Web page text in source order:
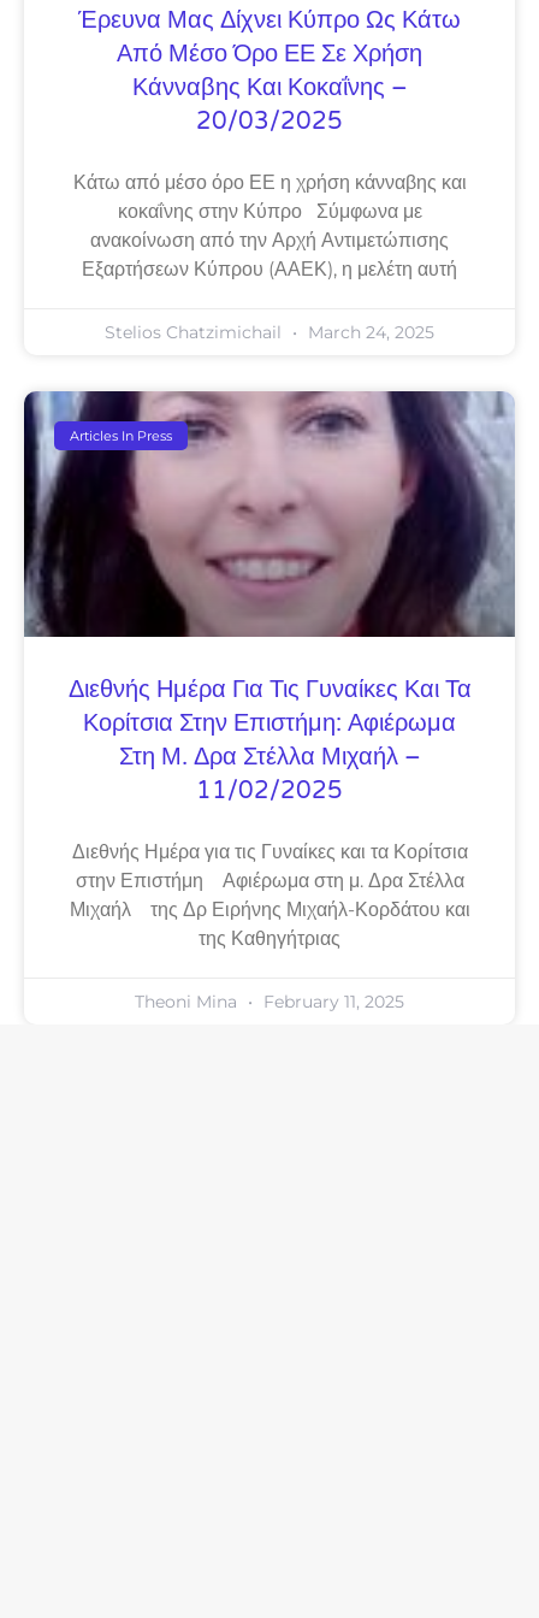
Έρευνα Μας Δίχνει Κύπρο Ως Κάτω
Από Μέσο Όρο ΕΕ Σε Χρήση
Κάνναβης Και Κοκαΐνης –
20/03/2025
Κάτω από μέσο όρο ΕΕ η χρήση κάνναβης και
κοκαΐνης στην Κύπρο Σύμφωνα με
ανακοίνωση από την Αρχή Αντιμετώπισης
Εξαρτήσεων Κύπρου (ΑΑΕΚ), η μελέτη αυτή
Stelios Chatzimichail March 24, 2025
Articles In Press
Διεθνής Ημέρα Για Τις Γυναίκες Και Τα
Κορίτσια Στην Επιστήμη: Αφιέρωμα
Στη Μ. Δρα Στέλλα Μιχαήλ –
11/02/2025
Διεθνής Ημέρα για τις Γυναίκες και τα Κορίτσια
στην Επιστήμη Αφιέρωμα στη μ. Δρα Στέλλα
Μιχαήλ της Δρ Ειρήνης Μιχαήλ-Κορδάτου και
της Καθηγήτριας
Theoni Mina February 11, 2025